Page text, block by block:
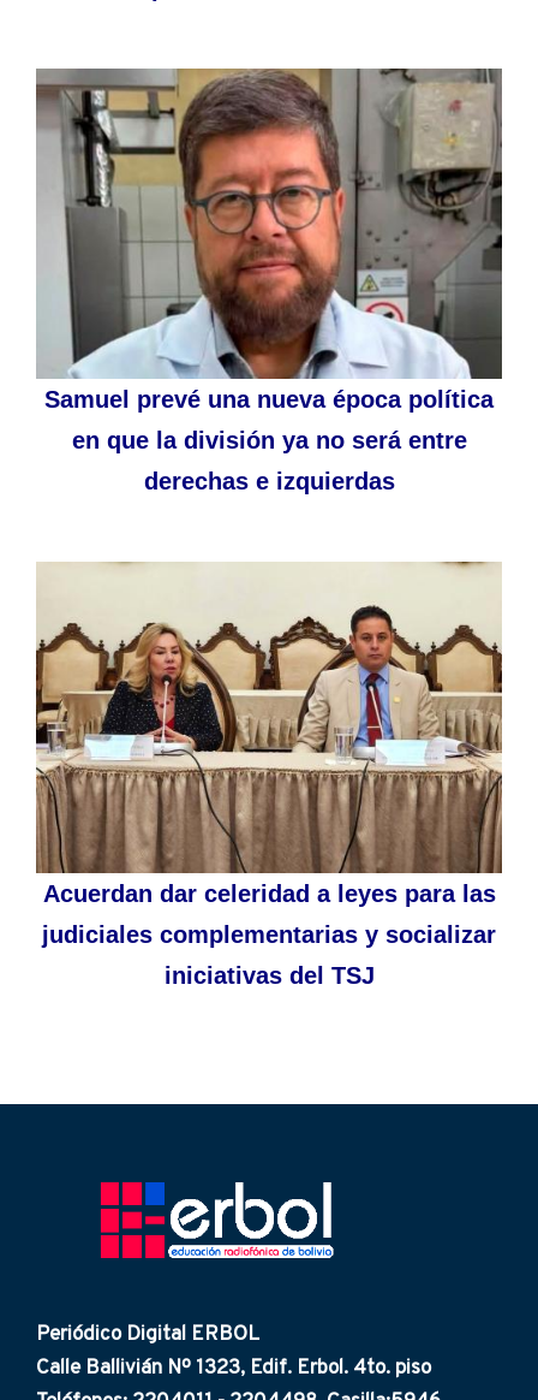
Samuel prevé una nueva época política
en que la división ya no será entre
derechas e izquierdas
Acuerdan dar celeridad a leyes para las
judiciales complementarias y socializar
iniciativas del TSJ
Periódico Digital ERBOL
Calle Ballivián Nº 1323, Edif. Erbol. 4to. piso